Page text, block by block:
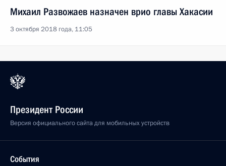
Михаил Развожаев назначен врио главы Хакасии
3 октября 2018 года, 11:05
Президент России
Версия официального сайта для мобильных устройств
События